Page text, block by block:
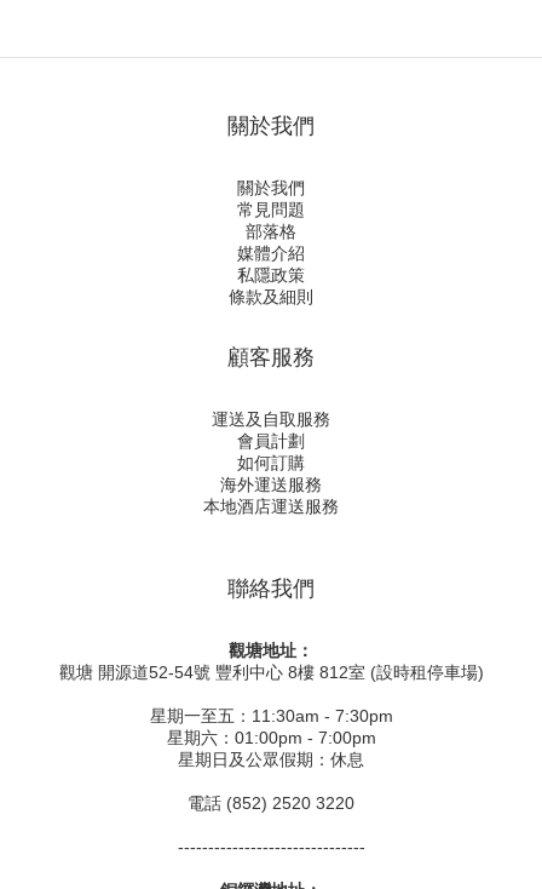
關於我們
關於我們
常見問題
部落格
媒體介紹
私隱政策
條款及細則
顧客服務
運送及自取服務
會員計劃
如何訂購
海外運送服務
本地酒店運送服務
聯絡我們
觀塘地址：
觀塘 開源道52-54號 豐利中心 8樓 812室 (設時租停車場)
星期一至五：11:30am - 7:30pm
星期六：01:00pm - 7:00pm
星期日及公眾假期：休息
電話 (852) 2520 3220
-------------------------------